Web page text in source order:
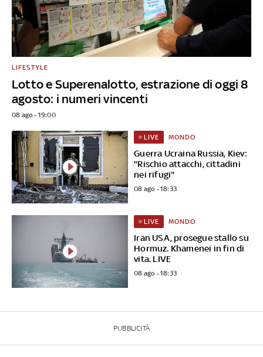
Lotto e Superenalotto, estrazione di oggi 8
agosto: i numeri vincenti
LIFESTYLE
08 ago - 19:00
Guerra Ucraina Russia, Kiev:
"Rischio attacchi, cittadini
nei rifugi"
LIVE MONDO
08 ago - 18:33
Iran USA, prosegue stallo su
Hormuz. Khamenei in fin di
vita. LIVE
LIVE MONDO
08 ago - 18:33
PUBBLICITÀ